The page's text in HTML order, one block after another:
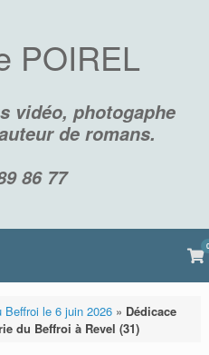
POIREL
vidéo, photogaphe
de romans.
86 77
0
Beffroi le 6 juin 2026» Dédicace
du Beffroi à Revel (31)